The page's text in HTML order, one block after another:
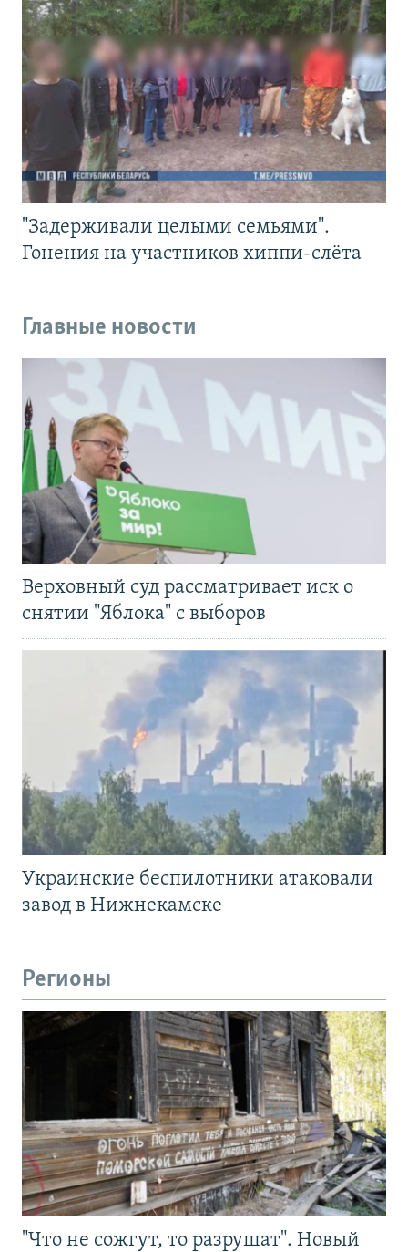
"Задерживали целыми семьями".
Гонения на участников хиппи-слёта
Главные новости
Верховный суд рассматривает иск о
снятии "Яблока" с выборов
Украинские беспилотники атаковали
завод в Нижнекамске
Регионы
"Что не сожгут, то разрушат". Новый